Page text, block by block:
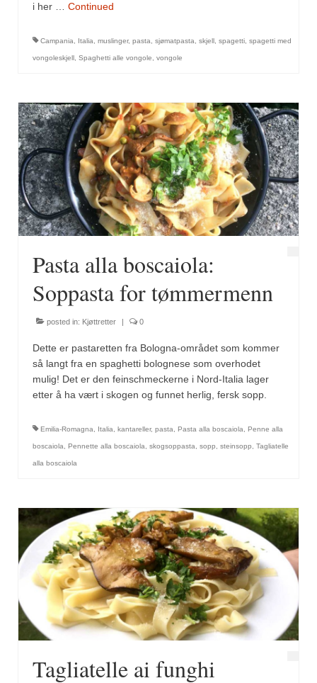
i her … Continued
Campania, Italia, muslinger, pasta, sjømatpasta, skjell , spagetti, spagetti med
vongoleskjell , Spaghetti alle vongole, vongole
Pasta alla boscaiola:
Soppasta for tømmermenn
posted in: Kjøttretter | 0
Dette er pastaretten fra Bologna-området som kommer
så langt fra en spaghetti bolognese som overhodet
mulig! Det er den feinschmeckerne i Nord-Italia lager
etter å ha vært i skogen og funnet herlig, fersk sopp.
Emilia-Romagna Italia kantareller, pasta Pasta alla boscaiola Penne alla
boscaiola Pennette alla boscaiola skogsoppasta sopp steinsopp Tagliatelle
alla boscaiola
Tagliatelle ai funghi